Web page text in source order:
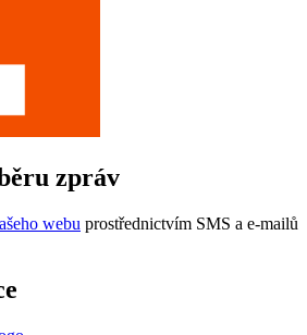
zpráv
webu prostřednictvím SMS a e-mailů